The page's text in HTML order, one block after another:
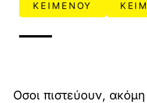
ΚΕΙΜΕΝΟΥ
Οσοι πιστεύουν, ακόμη